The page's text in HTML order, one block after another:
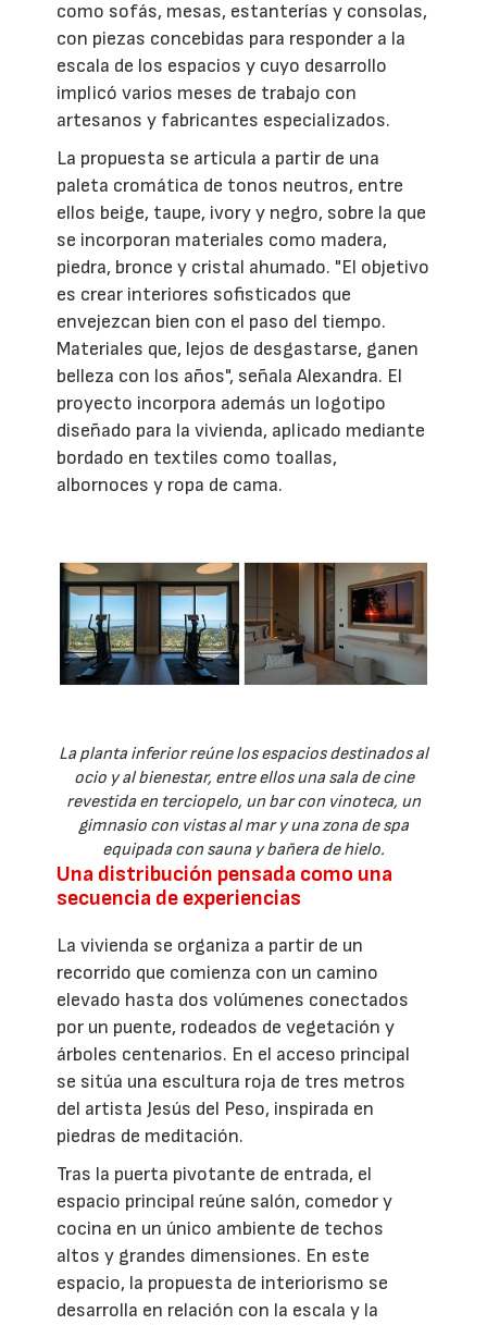
como sofás, mesas, estanterías y consolas,
con piezas concebidas para responder a la
escala de los espacios y cuyo desarrollo
implicó varios meses de trabajo con
artesanos y fabricantes especializados.
La propuesta se articula a partir de una
paleta cromática de tonos neutros, entre
ellos beige, taupe, ivory y negro, sobre la que
se incorporan materiales como madera,
piedra, bronce y cristal ahumado. "El objetivo
es crear interiores sofisticados que
envejezcan bien con el paso del tiempo.
Materiales que, lejos de desgastarse, ganen
belleza con los años", señala Alexandra. El
proyecto incorpora además un logotipo
diseñado para la vivienda, aplicado mediante
bordado en textiles como toallas,
albornoces y ropa de cama.
La planta inferior reúne los espacios destinados al
ocio y al bienestar, entre ellos una sala de cine
revestida en terciopelo, un bar con vinoteca, un
gimnasio con vistas al mar y una zona de spa
equipada con sauna y bañera de hielo.
Una distribución pensada como una
secuencia de experiencias
La vivienda se organiza a partir de un
recorrido que comienza con un camino
elevado hasta dos volúmenes conectados
por un puente, rodeados de vegetación y
árboles centenarios. En el acceso principal
se sitúa una escultura roja de tres metros
del artista Jesús del Peso, inspirada en
piedras de meditación.
Tras la puerta pivotante de entrada, el
espacio principal reúne salón, comedor y
cocina en un único ambiente de techos
altos y grandes dimensiones. En este
espacio, la propuesta de interiorismo se
desarrolla en relación con la escala y la